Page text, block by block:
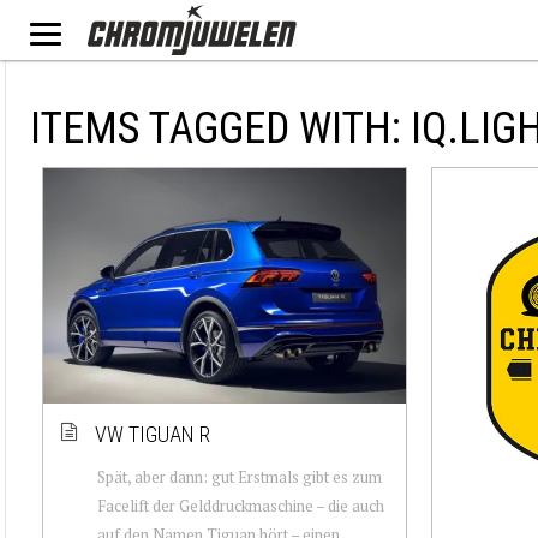
ITEMS TAGGED WITH:
VW TIGUAN R
Spät, aber dann: gut Erstmals gibt es zum
Facelift der Gelddruckmaschine – die auch